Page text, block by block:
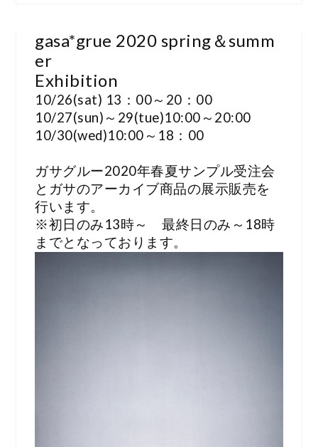
gasa*grue 2020 spring＆summ
er
Exhibition
10/26(sat) 13：00～20：00
10/27(sun)～29(tue)10:00～20:00
10/30(wed)10:00～18：00
ガサグルー2020年春夏サンプル受注会
とガサのアーカイブ商品の展示販売を
行います。
※初日のみ13時～ 最終日のみ～18時
までとなっております。